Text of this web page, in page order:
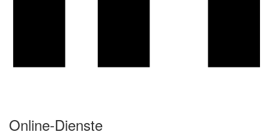
Online-Dienste